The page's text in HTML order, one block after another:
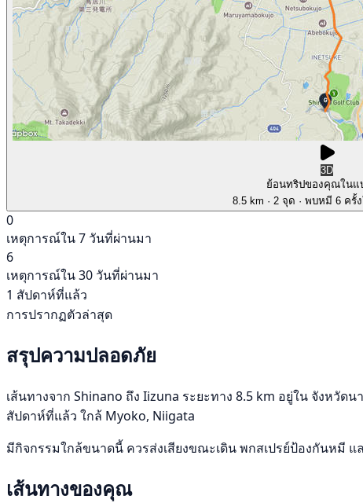
3D
ย้อนทริปของคุณในแ
8.5 km · 2 จุด · พบหมี 6 ครั้
0
เหตุการณ์ใน 7 วันที่ผ่านมา
6
เหตุการณ์ใน 30 วันที่ผ่านมา
1 สัปดาห์ที่แล้ว
การปรากฏตัวล่าสุด
สรุปความปลอดภัย
เส้นทางจาก Shinano ถึง Iizuna ระยะทาง 8.5 km อยู่ใน จังหวั
สัปดาห์ที่แล้ว ใกล้ Myoko, Niigata
มีกิจกรรมใกล้ขนาดนี้ ควรส่งเสียงขณะเดิน พกสเปรย์ป้องกันหมี แ
เส้นทางของคุณ